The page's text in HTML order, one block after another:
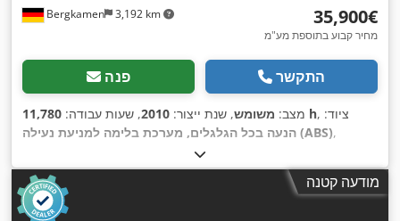
Bergkamen 3,192 km ‏35,900 ‏€
מחיר קבוע בתוספת מע"מ
פנה התקשר
מצב: משומש, שנת ייצור: 2010, שעות עבודה: 11,780 h , ציוד:
הנעה בכל הגלגלים, מערכת בלימה למניעת נעילה (ABS),
מודעה קטנה